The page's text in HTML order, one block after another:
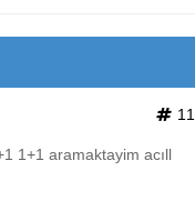
11
1+1 aramaktayim acıll